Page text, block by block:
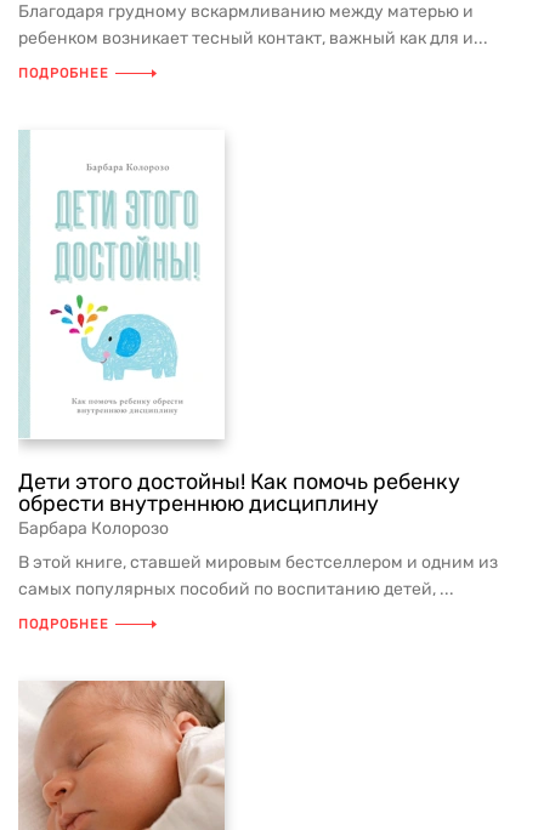
Благодаря грудному вскармливанию между матерью и
ребенком возникает тесный контакт, важный как для и...
ПОДРОБНЕЕ
Дети этого достойны! Как помочь ребенку
обрести внутреннюю дисциплину
Барбара Колорозо
В этой книге, ставшей мировым бестселлером и одним из
самых популярных пособий по воспитанию детей, ...
ПОДРОБНЕЕ